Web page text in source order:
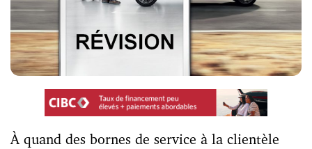
À quand des bornes de service à la clientèle